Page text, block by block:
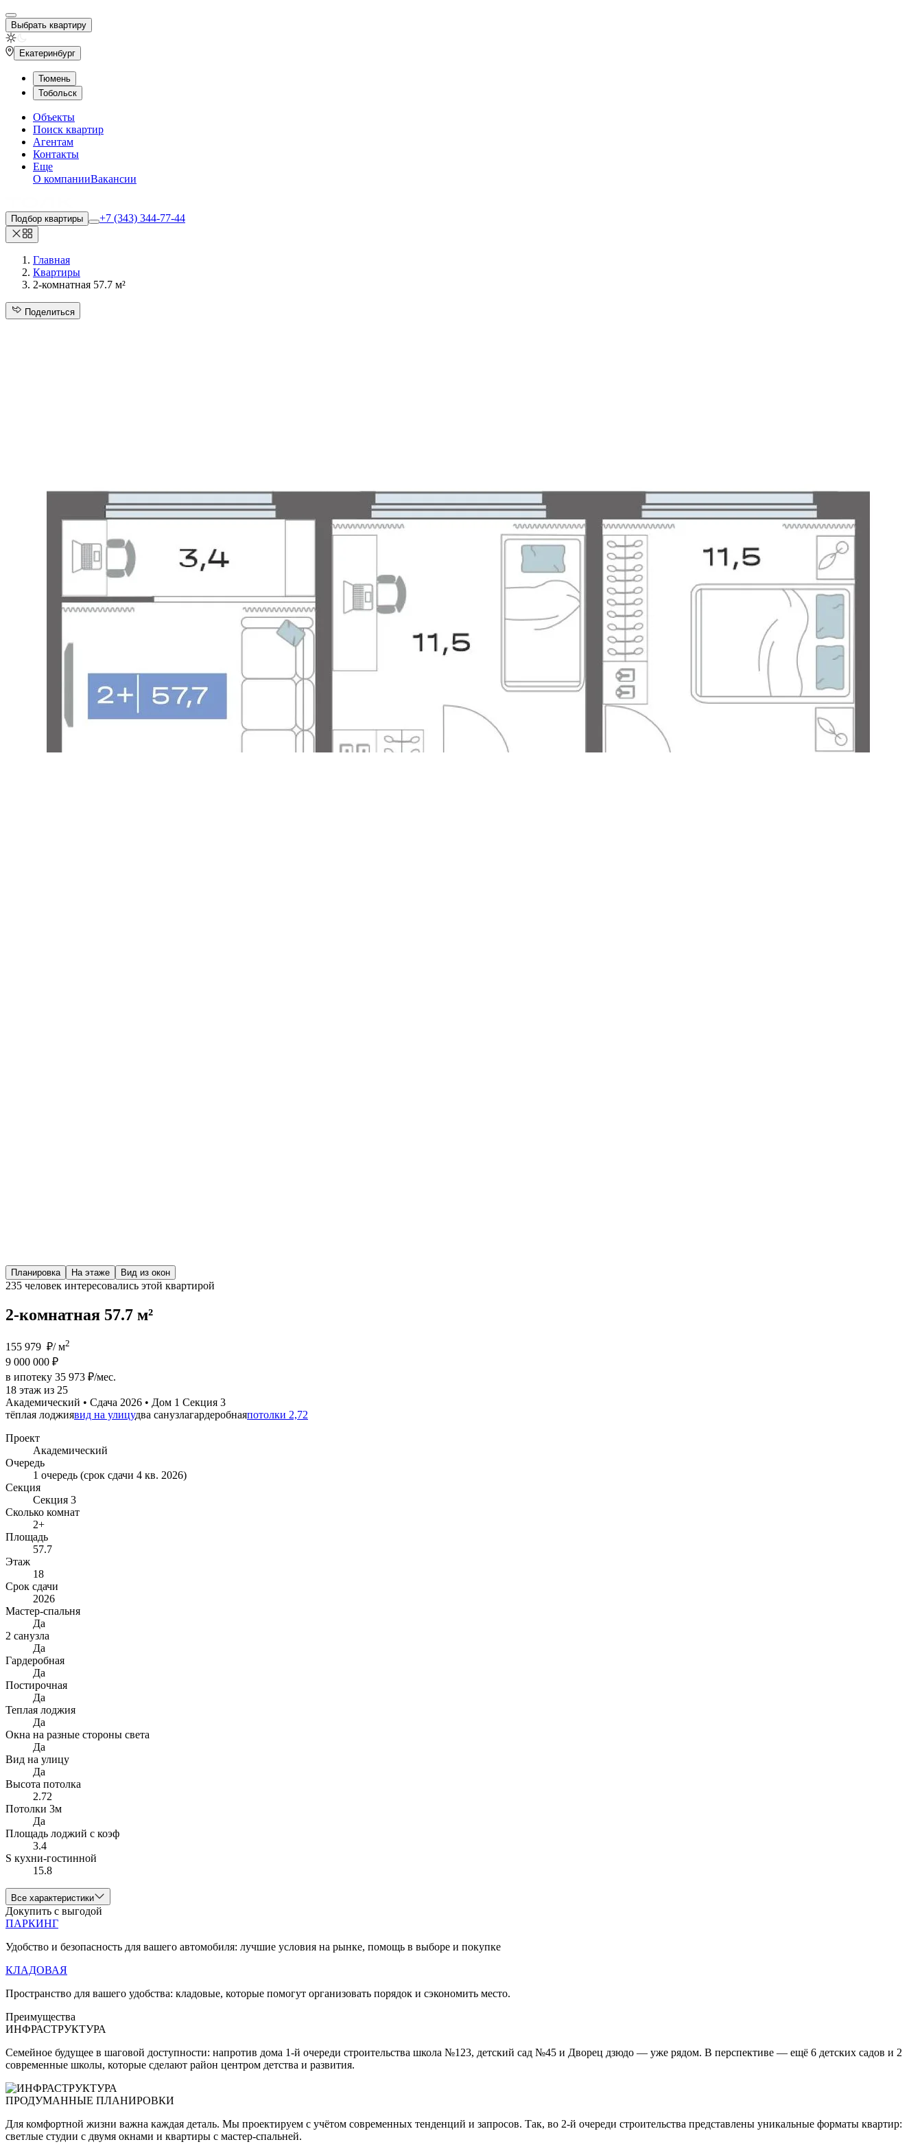
Выбрать квартиру
Екатеринбург
Тюмень
Тобольск
Объекты
Поиск квартир
Агентам
Контакты
Еще
О компанииВакансии
Подбор квартиры +7 (343) 344-77-44
Главная
Квартиры
2-комнатная 57.7 м²
Поделиться
Планировка На этаже Вид из окон
235 человек интересовались этой квартирой
2-комнатная 57.7 м²
155 979 ₽/ м2
9 000 000 ₽
в ипотеку 35 973 ₽/мес.
18 этаж из 25
Академический • Сдача 2026 • Дом 1 Секция 3
тёплая лоджиявид на улицудва санузлагардеробнаяпотолки 2,72
Проект
Академический
Очередь
1 очередь (срок сдачи 4 кв. 2026)
Секция
Секция 3
Сколько комнат
2+
Площадь
57.7
Этаж
18
Срок сдачи
2026
Мастер-спальня
Да
2 санузла
Да
Гардеробная
Да
Постирочная
Да
Теплая лоджия
Да
Окна на разные стороны света
Да
Вид на улицу
Да
Высота потолка
2.72
Потолки 3м
Да
Площадь лоджий с коэф
3.4
S кухни-гостинной
15.8
Все характеристики
Докупить с выгодой
ПАРКИНГ
Удобство и безопасность для вашего автомобиля: лучшие условия на рынке, помощь в выборе и покупке
КЛАДОВАЯ
Пространство для вашего удобства: кладовые, которые помогут организовать порядок и сэкономить место.
Преимущества
ИНФРАСТРУКТУРА
Семейное будущее в шаговой доступности: напротив дома 1-й очереди строительства школа №123, детский сад №45 и Дворец дзюдо — уже рядом. В перспективе — ещё 6 детских садов и 2
современные школы, которые сделают район центром детства и развития.
ПРОДУМАННЫЕ ПЛАНИРОВКИ
Для комфортной жизни важна каждая деталь. Мы проектируем с учётом современных тенденций и запросов. Так, во 2-й очереди строительства представлены уникальные форматы квартир:
светлые студии с двумя окнами и квартиры с мастер-спальней.